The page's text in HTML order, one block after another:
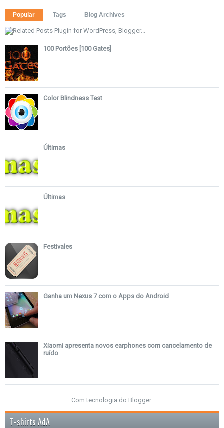
Popular Tags Blog Archives
100 Portões [100 Gates]
Color Blindness Test
Últimas
Últimas
Festivales
Ganha um Nexus 7 com o Apps do Android
Xiaomi apresenta novos earphones com cancelamento de
ruído
Com tecnologia do Blogger.
T-shirts AdA